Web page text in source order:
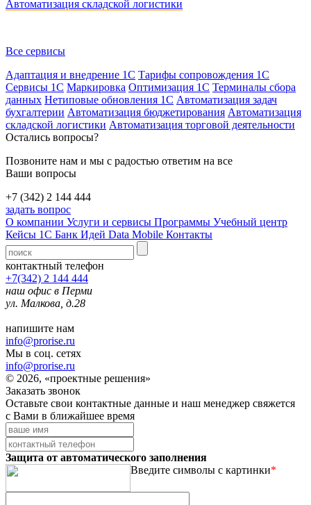
Автоматизация складской логистики
Все сервисы
Адаптация и внедрение 1С Тарифы сопровождения 1С
Сервисы 1С Маркировка Оптимизация 1С Терминалы сбора
данных Нетиповые обновления 1С Автоматизация задач
бухгалтерии Автоматизация бюджетирования Автоматизация
складской логистики Автоматизация торговой деятельности
Остались вопросы?
Позвоните нам и мы с радостью ответим на все
Ваши вопросы
+7 (342) 2 144 444
задать вопрос
О компании Услуги и сервисы Программы Учебный центр
Кейсы 1С Банк Идей Data Mobile Контакты
контактный телефон
+7(342) 2 144 444
наш офис в Перми
ул. Малкова, д.28
напишите нам
info@prorise.ru
Мы в соц. сетях
info@prorise.ru
© 2026, «проектные решения»
Заказать звонок
Оставьте свои контактные данные и наш менеджер свяжется
с Вами в ближайшее время
Защита от автоматического заполнения
Введите символы с картинки*